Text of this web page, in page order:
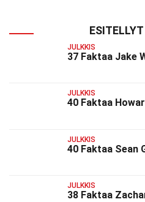
JULKKIS
37 Faktaa Jake
JULKKIS
40 Faktaa
JULKKIS
40 Faktaa Sean
JULKKIS
38 Faktaa